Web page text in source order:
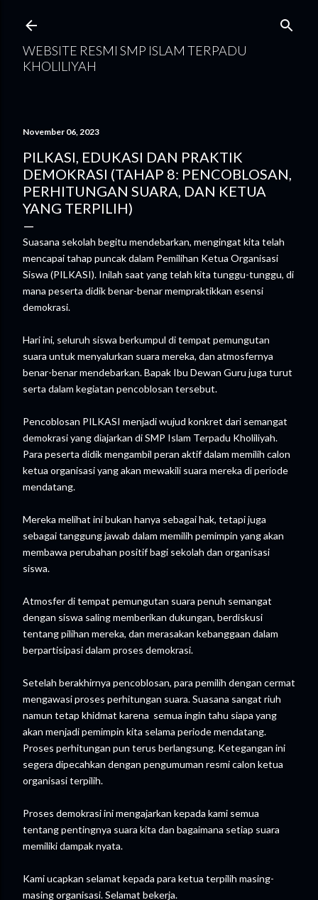
WEBSITE RESMI SMP ISLAM TERPADU
KHOLILIYAH
November 06, 2023
PILKASI, EDUKASI DAN PRAKTIK
DEMOKRASI (TAHAP 8: PENCOBLOSAN,
PERHITUNGAN SUARA, DAN KETUA
YANG TERPILIH)
Suasana sekolah begitu mendebarkan, mengingat kita telah
mencapai tahap puncak dalam Pemilihan Ketua Organisasi
Siswa (PILKASI). Inilah saat yang telah kita tunggu-tunggu, di
mana peserta didik benar-benar mempraktikkan esensi
demokrasi.
Hari ini, seluruh siswa berkumpul di tempat pemungutan
suara untuk menyalurkan suara mereka, dan atmosfernya
benar-benar mendebarkan. Bapak Ibu Dewan Guru juga turut
serta dalam kegiatan pencoblosan tersebut.
Pencoblosan PILKASI menjadi wujud konkret dari semangat
demokrasi yang diajarkan di SMP Islam Terpadu Kholiliyah.
Para peserta didik mengambil peran aktif dalam memilih calon
ketua organisasi yang akan mewakili suara mereka di periode
mendatang.
Mereka melihat ini bukan hanya sebagai hak, tetapi juga
sebagai tanggung jawab dalam memilih pemimpin yang akan
membawa perubahan positif bagi sekolah dan organisasi
siswa.
Atmosfer di tempat pemungutan suara penuh semangat
dengan siswa saling memberikan dukungan, berdiskusi
tentang pilihan mereka, dan merasakan kebanggaan dalam
berpartisipasi dalam proses demokrasi.
Setelah berakhirnya pencoblosan, para pemilih dengan cermat
mengawasi proses perhitungan suara. Suasana sangat riuh
namun tetap khidmat karena semua ingin tahu siapa yang
akan menjadi pemimpin kita selama periode mendatang.
Proses perhitungan pun terus berlangsung. Ketegangan ini
segera dipecahkan dengan pengumuman resmi calon ketua
organisasi terpilih.
Proses demokrasi ini mengajarkan kepada kami semua
tentang pentingnya suara kita dan bagaimana setiap suara
memiliki dampak nyata.
Kami ucapkan selamat kepada para ketua terpilih masing-
masing organisasi. Selamat bekerja.